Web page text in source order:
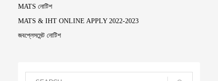
MATS নোটিশ
MATS & IHT ONLINE APPLY 2022-2023
জবপ্লেসমেন্ট নোটিশ